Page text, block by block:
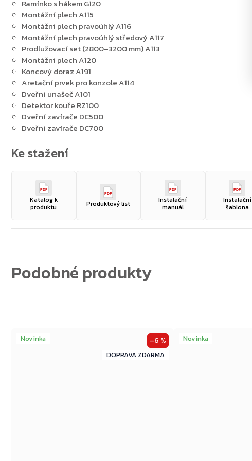
Ramínko s hákem G120
Montážní plech A115
Montážní plech pravoúhlý A116
Montážní plech pravoúhlý středový A117
Prodlužovací set (2800–3200 mm) A113
Montážní plech A120
Koncový doraz A191
Aretační prvek pro konzole A114
Dveřní unašeč A101
Detektor kouře RZ100
Dveřní zavírače DC500
Dveřní zavírače DC700
PDF
Katalog k
produktu
PDF
Produktový list
PDF
Instalační
manuál
PDF
Instalační
šablona
Novinka
ZDARMA
–6 % Novinka